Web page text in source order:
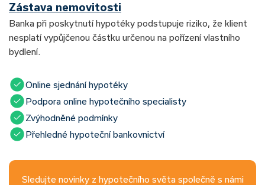
Zástava nemovitosti
Banka při poskytnutí hypotéky podstupuje riziko, že klient
nesplatí vypůjčenou částku určenou na pořízení vlastního
bydlení.
Online sjednání hypotéky
Podpora online hypotečního specialisty
Zvýhodněné podmínky
Přehledné hypoteční bankovnictví
Sledujte novinky z hypotečního světa společně s námi